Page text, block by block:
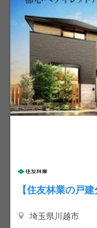
【住友林業の戸
埼玉県川越市